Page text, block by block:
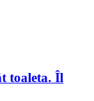
toaleta. Îl